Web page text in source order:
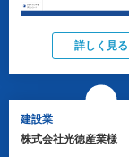
詳しく見る
建設業
株式会社光徳産業様